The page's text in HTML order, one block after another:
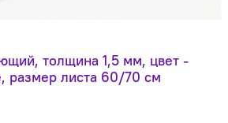
толщина 1,5 мм, цвет -
размер листа 60/70 см